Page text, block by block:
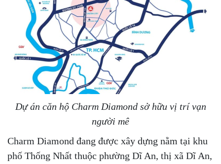
Dự án căn hộ Charm Diamond sở hữu vị trí vạn
người mê
Charm Diamond đang được xây dựng nằm tại khu
phố Thống Nhất thuộc phường Dĩ An, thị xã Dĩ An,